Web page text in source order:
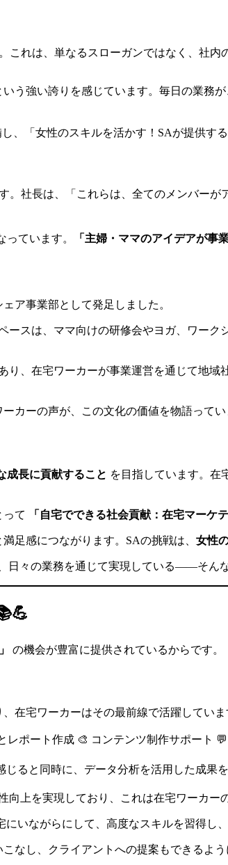
これは、単なるスローガンではなく、社
う強い誇りを感じています。毎日の業
、「女性のスキルを活かす！SAが提供す
。社長は、「これらは、全てのメンバーが
ています。 「主婦・ママのアイデアが事
ア事業部として発足しました。
ースは、ママ向けの研修会やヨガ、ワー
り、在宅ワーカーが事業運営を通じて地
カーの声が、この文化の価値を物語って
成長に貢献すること を目指しています。在
て 「自宅でできる社会貢献：在宅マーケ
足感につながります。SAの挑戦は、 女性
日々の業務を通じて実現している——そん
の機会が豊富に提供されているからです。
在宅ワーカーはその最前線で活躍していま
ポート作成 🎨 コンテンツ制作サポート
じると同時に、データ分析を活用した成果
向上を実現しており、これは在宅ワーカー
いながらにして、高度なスキルを習得し
なし、クライアントへの提案もできるよ